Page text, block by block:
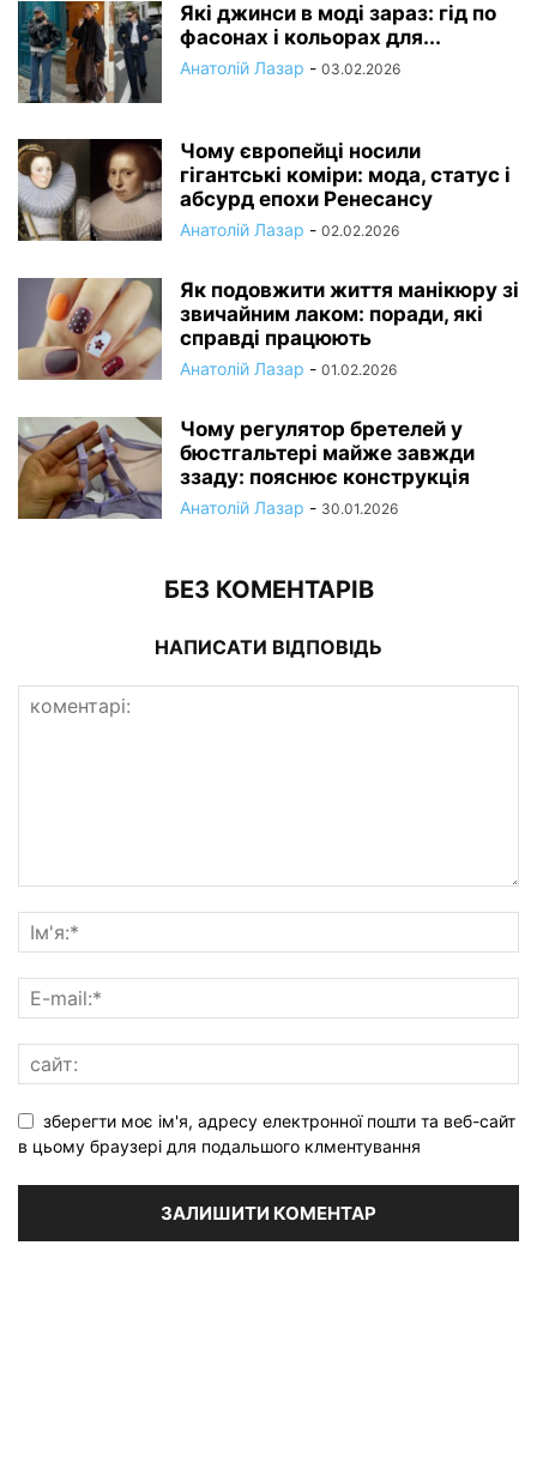
Які джинси в моді зараз: гід по
фасонах і кольорах для...
Анатолій Лазар - 03.02.2026
Чому європейці носили
гігантські коміри: мода, статус і
абсурд епохи Ренесансу
Анатолій Лазар - 02.02.2026
Як подовжити життя манікюру зі
звичайним лаком: поради, які
справді працюють
Анатолій Лазар - 01.02.2026
Чому регулятор бретелей у
бюстгальтері майже завжди
ззаду: пояснює конструкція
Анатолій Лазар - 30.01.2026
БЕЗ КОМЕНТАРІВ
НАПИСАТИ ВІДПОВІДЬ
зберегти моє ім'я, адресу електронної пошти та веб-сайт
в цьому браузері для подальшого клментування